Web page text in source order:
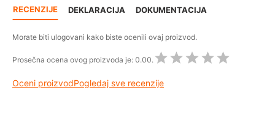
RECENZIJE DEKLARACIJA DOKUMENTACIJA
Morate biti ulogovani kako biste ocenili ovaj proizvod.
Prosečna ocena ovog proizvoda je: 0.00.
Oceni proizvodPogledaj sve recenzije